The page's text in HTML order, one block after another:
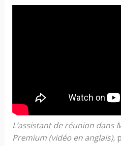
L’assistant de réunion dans
Premium (vidéo en anglais),